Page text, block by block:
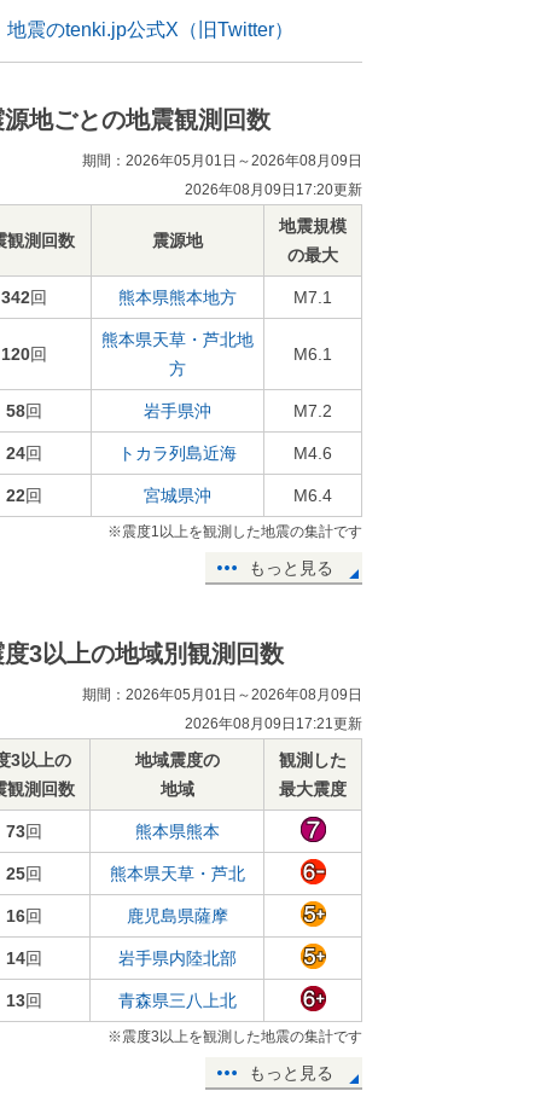
地震のtenki.jp公式X（旧Twitter）
源地ごとの地震観測回数
期間：2026年05月01日～2026年08月09日
2026年08月09日17:20更新
観測回数 震源地
地震規模
の最大
342回 熊本県熊本地方 M7.1
120回
熊本県天草・芦北地
方
M6.1
58回 岩手県沖 M7.2
24回 トカラ列島近海 M4.6
22回 宮城県沖 M6.4
※震度1以上を観測した地震の集計です
もっと見る
度3以上の地域別観測回数
期間：2026年05月01日～2026年08月09日
2026年08月09日17:21更新
3以上の
観測回数
地域震度の
地域
観測した
最大震度
73回 熊本県熊本
25回 熊本県天草・芦北
16回 鹿児島県薩摩
14回 岩手県内陸北部
13回 青森県三八上北
※震度3以上を観測した地震の集計です
もっと見る